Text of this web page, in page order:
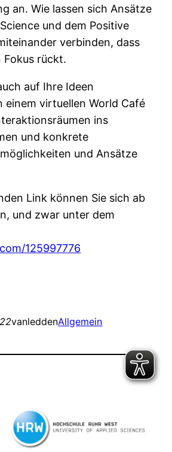
an. Wie lassen sich Ansätze
und dem Positive
verbinden, dass
Fokus rückt.
auf Ihre Ideen
einem virtuellen World Café
ins
und konkrete
und Ansätze
Link können Sie sich ab
und zwar unter dem
125997776
vanleddenAllgemein